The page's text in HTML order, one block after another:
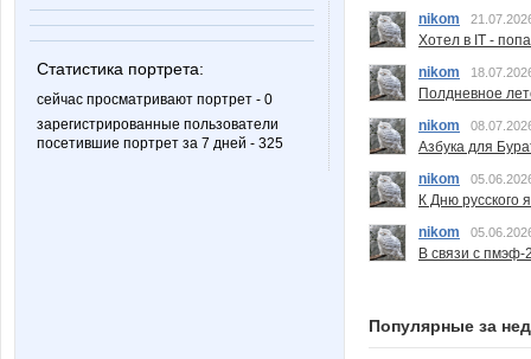
Статистика портрета:
сейчас просматривают портрет - 0
зарегистрированные пользователи
посетившие портрет за 7 дней - 325
nikom
Хотел в IT -
nikom
Полдневное
nikom
Азбука для
nikom
К Дню русского
nikom
В связи с пмэф-
Популярные за